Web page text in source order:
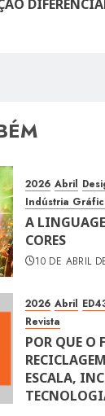
2026 Abril
Indústria
A
CORES
10 DE ABRIL
2026 Abril
Revista
POR QUE O
ESCALA,